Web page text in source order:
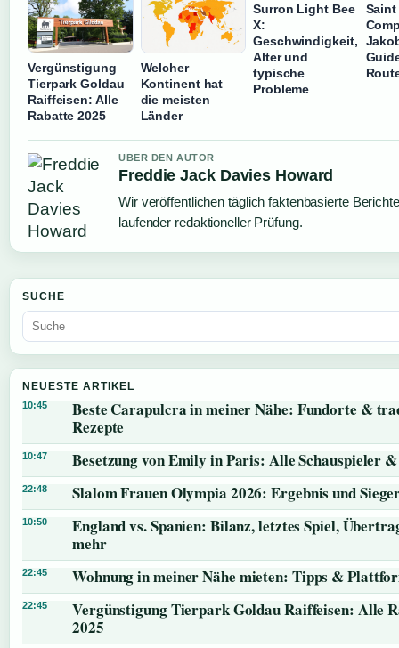
Vergünstigung
Tierpark Goldau
Raiffeisen: Alle
Rabatte 2025
Welcher
Kontinent hat
die meisten
Länder
Surron Light Bee
X:
Geschwindigkeit,
Alter und
typische
Probleme
UBER DEN AUTOR
Freddie Jack Davies Howard
Wir veröffentlichen täglich faktenbasierte
laufender redaktioneller Prüfung.
SUCHE
NEUESTE ARTIKEL
10:45
Beste Carapulcra in meiner Nähe: Fundorte &
Rezepte
10:47 Besetzung von Emily in Paris: Alle Schauspieler
22:48 Slalom Frauen Olympia 2026: Ergebnis und
10:50
England vs. Spanien: Bilanz, letztes Spiel,
mehr
22:45 Wohnung in meiner Nähe mieten: Tipps &
22:45
Vergünstigung Tierpark Goldau Raiffeisen: Alle
2025